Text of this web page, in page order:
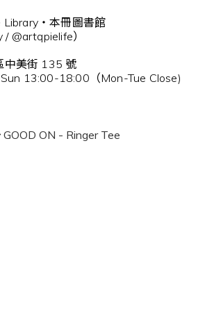
・本冊圖書館
/ @artqpielife）
中美街 135 號
13:00-18:00（Mon-Tue Close)